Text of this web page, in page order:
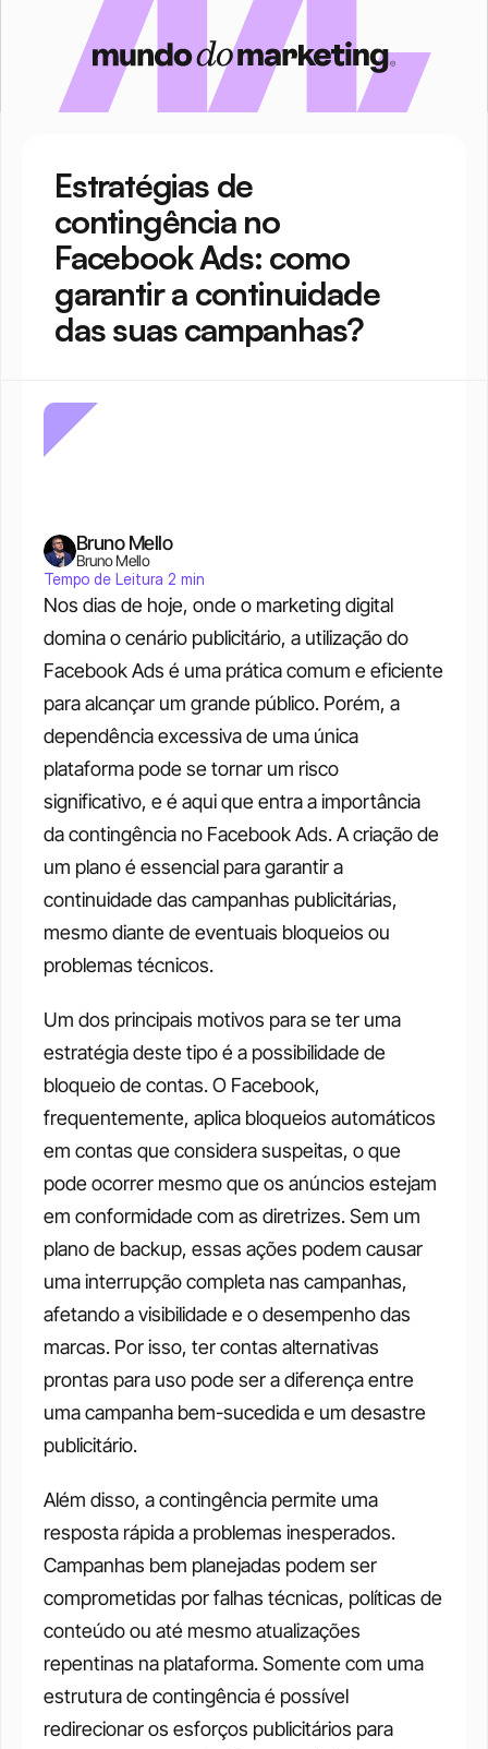
Estratégias de
contingência no
Facebook Ads: como
garantir a continuidade
das suas campanhas?
Nos dias de hoje, onde o marketing digital
domina o cenário publicitário, a utilização do
Facebook Ads é uma prática comum e eficiente
para alcançar um grande público. Porém, a
dependência excessiva de uma única
plataforma pode se tornar um risco
significativo, e é aqui que entra a importância
da contingência no Facebook Ads. A criação de
um plano é essencial para garantir a
continuidade das campanhas publicitárias,
mesmo diante de eventuais bloqueios ou
problemas técnicos.
Um dos principais motivos para se ter uma
estratégia deste tipo é a possibilidade de
bloqueio de contas. O Facebook,
frequentemente, aplica bloqueios automáticos
em contas que considera suspeitas, o que
pode ocorrer mesmo que os anúncios estejam
em conformidade com as diretrizes. Sem um
plano de backup, essas ações podem causar
uma interrupção completa nas campanhas,
afetando a visibilidade e o desempenho das
marcas. Por isso, ter contas alternativas
prontas para uso pode ser a diferença entre
uma campanha bem-sucedida e um desastre
publicitário.
Além disso, a contingência permite uma
resposta rápida a problemas inesperados.
Campanhas bem planejadas podem ser
comprometidas por falhas técnicas, políticas de
conteúdo ou até mesmo atualizações
repentinas na plataforma. Somente com uma
estrutura de contingência é possível
redirecionar os esforços publicitários para
Bruno Mello
Bruno Mello
Tempo de Leitura 2 min